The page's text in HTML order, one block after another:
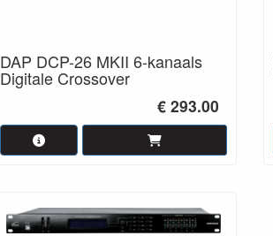
DAP DCP-26 MKII 6-kanaals
Digitale Crossover
€ 293.00